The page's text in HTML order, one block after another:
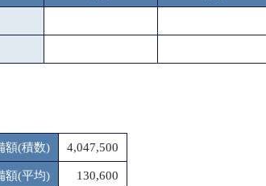
額(積数) 4,047,500
額(平均) 130,600